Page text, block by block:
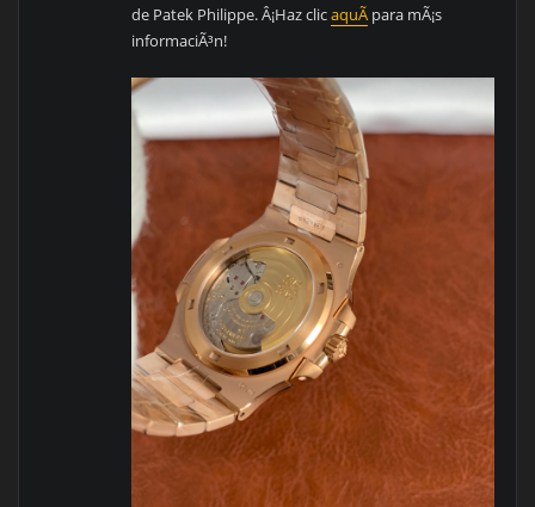
de Patek Philippe. Â¡Haz clicaquÃ­ para mÃ¡s
informaciÃ³n!